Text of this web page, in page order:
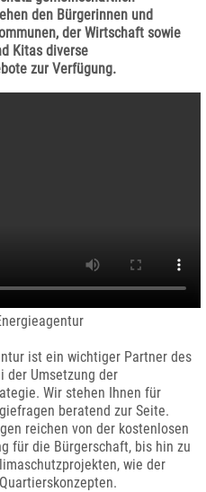
den Bürgerinnen und
der Wirtschaft sowie
Kitas diverse
zur Verfügung.
ist ein wichtiger Partner des
der Umsetzung der
Wir stehen Ihnen für
beratend zur Seite.
reichen von der kostenlosen
für die Bürgerschaft, bis hin zu
wie der